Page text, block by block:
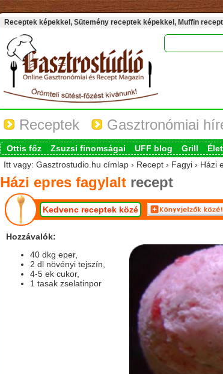
Receptek képekkel, Sütemény receptek képekkel, Muffin
Receptek Gasztronómiai
Ottis főz Zsuzsi finomságai UFF blog Grill
Itt vagy: Gasztrostudio.hu címlap › Recept › Fagyi › Házi
Házi epres fagylaltrecept
Kedvenc receptek közé
Hozzávalók:
40 dkg eper,
2 dl növényi tejszín,
4-5 ek cukor,
1 tasak zselatinpor